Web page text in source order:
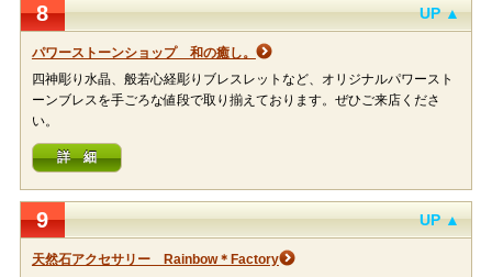
8 UP ▲
パワーストーンショップ 和の癒し。
四神彫り水晶、般若心経彫りブレスレットなど、オリジナルパワースト
ーンブレスを手ごろな値段で取り揃えております。ぜひご来店くださ
い。
詳 細
9 UP ▲
天然石アクセサリー Rainbow＊Factory